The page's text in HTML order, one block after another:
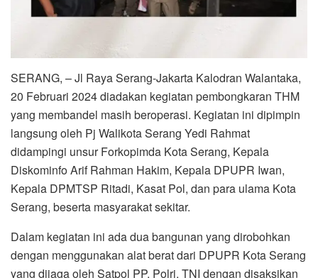
SERANG, – Jl Raya Serang-Jakarta Kalodran Walantaka,
20 Februari 2024 diadakan kegiatan pembongkaran THM
yang membandel masih beroperasi. Kegiatan ini dipimpin
langsung oleh Pj Walikota Serang Yedi Rahmat
didampingi unsur Forkopimda Kota Serang, Kepala
Diskominfo Arif Rahman Hakim, Kepala DPUPR Iwan,
Kepala DPMTSP Ritadi, Kasat Pol, dan para ulama Kota
Serang, beserta masyarakat sekitar.
Dalam kegiatan ini ada dua bangunan yang dirobohkan
dengan menggunakan alat berat dari DPUPR Kota Serang
yang dijaga oleh Satpol PP, Polri, TNI dengan disaksikan